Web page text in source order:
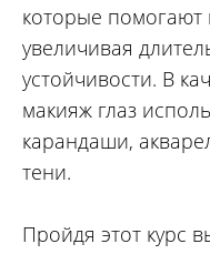
которые помогают
увеличивая
устойчивости. В
макияж глаз
карандаши,
тени.
Пройдя этот курс